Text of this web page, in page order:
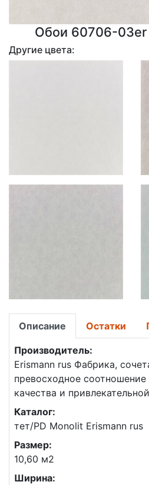
Обои 60706-03er
Другие цвета:
Описание Остатки
Производитель:
Erismann rus Фабрика,
превосходное соотношение
качества и
Каталог:
тет/PD Monolit Erismann rus
Размер:
10,60 м2
Ширина: